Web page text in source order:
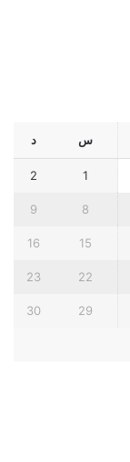
س د
1
2
8
9
15
16
22
23
29
30